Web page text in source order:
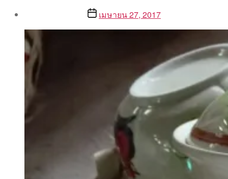
By
Aea
Postเมษายน 27, 2017